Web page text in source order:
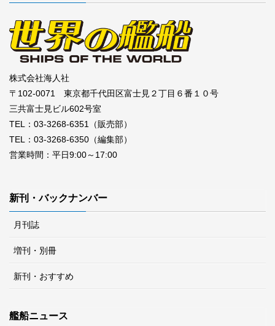
株式会社海人社
〒102-0071 東京都千代田区富士見２丁目６番１０号
三共富士見ビル602号室
TEL：03-3268-6351（販売部）
TEL：03-3268-6350（編集部）
営業時間：平日9:00～17:00
新刊・バックナンバー
月刊誌
増刊・別冊
新刊・おすすめ
艦船ニュース